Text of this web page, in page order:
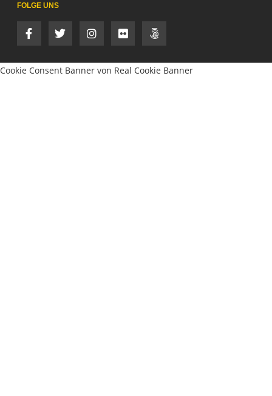
FOLGE UNS
Cookie Consent Banner von Real Cookie Banner